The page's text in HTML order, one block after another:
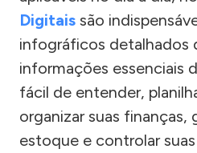
Digitais são
infográficos detalhados
informações essenciais
fácil de entender,
organizar suas finanças,
estoque e controlar